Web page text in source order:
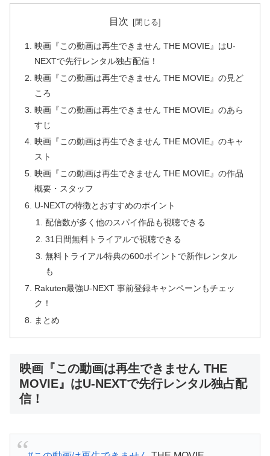
目次
映画『この動画は再生できません THE MOVIE』はU-
NEXTで先行レンタル独占配信！
映画『この動画は再生できません THE MOVIE』の見ど
ころ
映画『この動画は再生できません THE MOVIE』のあら
すじ
映画『この動画は再生できません THE MOVIE』のキャ
スト
映画『この動画は再生できません THE MOVIE』の作品
概要・スタッフ
U-NEXTの特徴とおすすめのポイント
配信数が多く他のスパイ作品も視聴できる
31日間無料トライアルで視聴できる
無料トライアル特典の600ポイントで新作レンタル
も
Rakuten最強U-NEXT 事前登録キャンペーンもチェッ
ク！
まとめ
映画『この動画は再生できません THE
MOVIE』はU-NEXTで先行レンタル独占配
信！